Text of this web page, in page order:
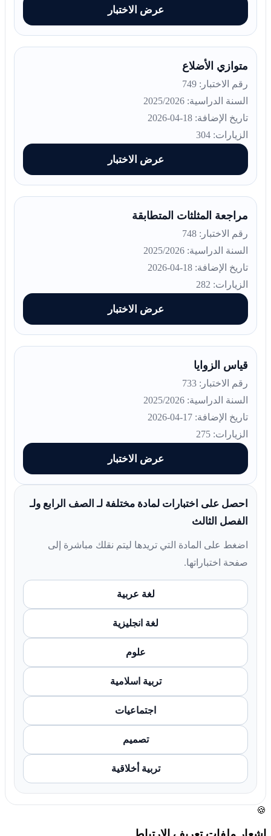
عرض الاختبار
متوازي الأضلاع
رقم الاختبار: 749
السنة الدراسية: 2025/2026
تاريخ الإضافة: 18-04-2026
الزيارات: 304
عرض الاختبار
مراجعة المثلثات المتطابقة
رقم الاختبار: 748
السنة الدراسية: 2025/2026
تاريخ الإضافة: 18-04-2026
الزيارات: 282
عرض الاختبار
قياس الزوايا
رقم الاختبار: 733
السنة الدراسية: 2025/2026
تاريخ الإضافة: 17-04-2026
الزيارات: 275
عرض الاختبار
احصل على اختبارات لمادة مختلفة لـ الصف الرابع ولـ
الفصل الثالث
اضغط على المادة التي تريدها ليتم نقلك مباشرة إلى
صفحة اختباراتها.
لغة عربية
لغة انجليزية
علوم
تربية اسلامية
اجتماعيات
تصميم
تربية أخلاقية
🍪